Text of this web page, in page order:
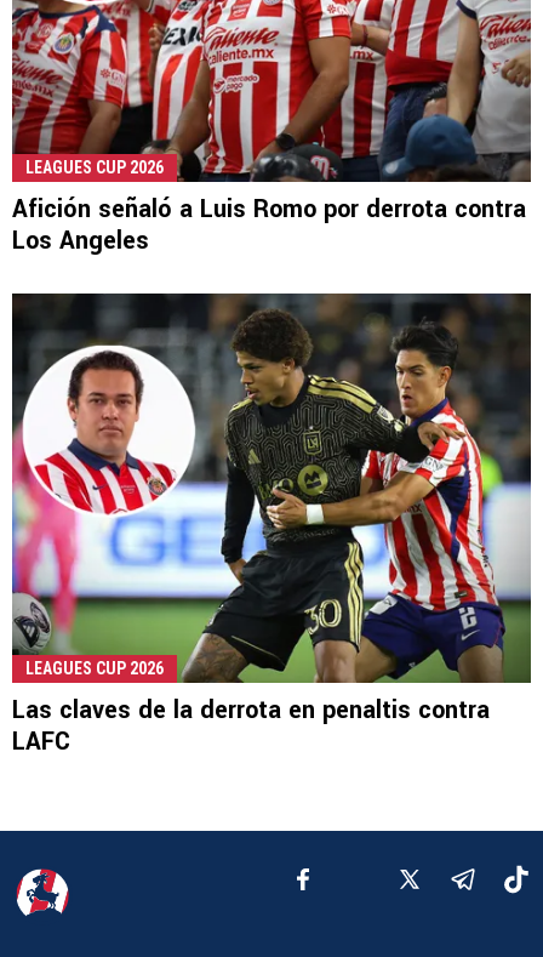
LEAGUES CUP 2026
Afición señaló a Luis Romo por derrota contra
Los Angeles
LEAGUES CUP 2026
Las claves de la derrota en penaltis contra
LAFC